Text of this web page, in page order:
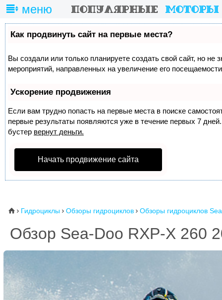
меню
Как продвинуть сайт на первые места?
Вы создали или только планируете создать свой сайт, но не
мероприятий, направленных на увеличение его
Ускорение продвижения
Если вам трудно попасть на первые места в поиске
первые результаты появляются уже в течение первых 7
бустер вернут деньги.
Начать продвижение сайта
⌂  Гидроциклы  Обзоры гидроциклов  Обзоры гидроциклов
Обзор Sea-Doo RXP-X 260